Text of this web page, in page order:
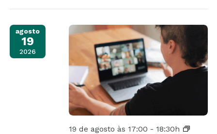
agosto
19
2026
19 de agosto às 17:00 - 18:30h